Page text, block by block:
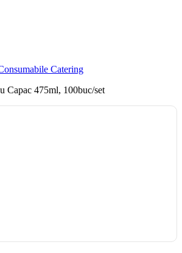
Catering
Capac 475ml, 100buc/set